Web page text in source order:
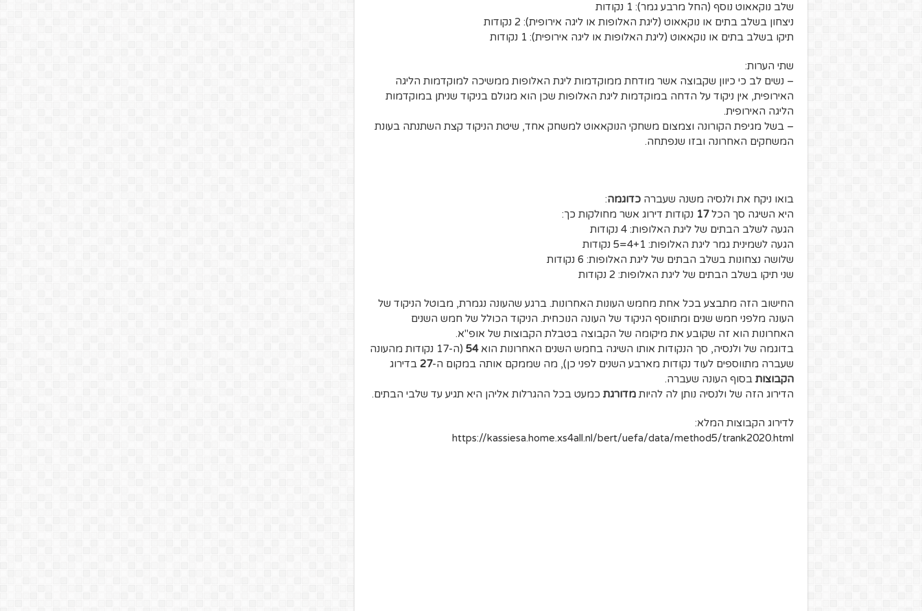
שלב נוקאאוט נוסף (החל מרבע גמר): 1 נקודות
ניצחון בשלב בתים או נוקאאוט (ליגת האלופות או ליגה אירופית): 2 נקודות
תיקו בשלב בתים או נוקאאוט (ליגת האלופות או ליגה אירופית): 1 נקודות
שתי הערות:
– נשים לב כי כיוון שקבוצה אשר מודחת ממוקדמות ליגת האלופות ממשיכה למוקדמות הליגה
האירופית, אין ניקוד על הדחה במוקדמות ליגת האלופות שכן הוא מגולם בניקוד שניתן במוקדמות
הליגה האירופית.
– בשל מגיפת הקורונה וצמצום משחקי הנוקאאוט למשחק אחד, שיטת הניקוד קצת השתנתה בעונת
המשחקים האחרונה ובזו שנפתחה.
בואו ניקח את ולנסיה משנה שעברה כדוגמה:
היא השיגה סך הכל17 נקודות דירוג אשר מחולקות כך:
הגעה לשלב הבתים של ליגת האלופות: 4 נקודות
הגעה לשמינית גמר ליגת האלופות: 4+1=5 נקודות
שלושה נצחונות בשלב הבתים של ליגת האלופות: 6 נקודות
שני תיקו בשלב הבתים של ליגת האלופות: 2 נקודות
החישוב הזה מתבצע בכל אחת מחמש העונות האחרונות. ברגע שהעונה נגמרת, מבוטל הניקוד של
העונה מלפני חמש שנים ומתווסף הניקוד של העונה הנוכחית. הניקוד הכולל של חמש השנים
האחרונות הוא זה שקובע את מיקומה של הקבוצה בטבלת הקבוצות של אופ"א.
בדוגמה של ולנסיה, סך הנקודות אותו השיגה בחמש השנים האחרונות הוא54
(ה-17 נקודות מהעונה
שעברה מתווספים לעוד נקודות מארבע השנים לפני כן), מה שממקם אותה במקום ה-27 בדירוג
הקבוצות בסוף העונה שעברה.
הדירוג הזה של ולנסיה נותן לה להיות מדורגת כמעט בכל ההגרלות אליהן היא תגיע עד שלבי הבתים.
לדירוג הקבוצות המלא:
https://kassiesa.home.xs4all.nl/bert/uefa/data/method5/trank2020.html